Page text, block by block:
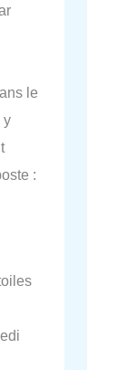
le
y
: